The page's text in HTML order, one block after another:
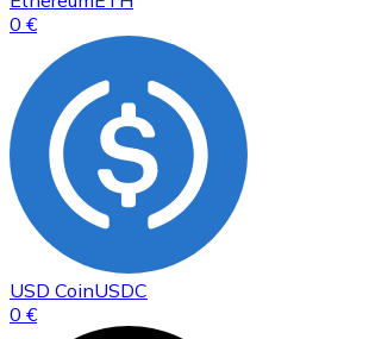
0 €
USD CoinUSDC
0 €